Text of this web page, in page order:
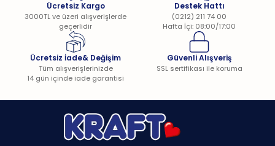
Ücretsiz Kargo
3000TL ve üzeri alışverişlerde
geçerlidir
Destek Hattı
(0212) 211 74 00
Hafta İçi: 08:00/17:00
Ücretsiz İade& Değişim
Tüm alışverişlerinizde
14 gün içinde iade garantisi
Güvenli Alışveriş
SSL sertifikası ile koruma